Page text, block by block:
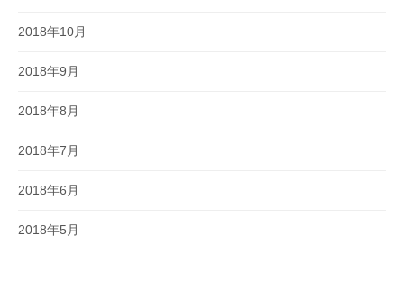
2018年10月
2018年9月
2018年8月
2018年7月
2018年6月
2018年5月